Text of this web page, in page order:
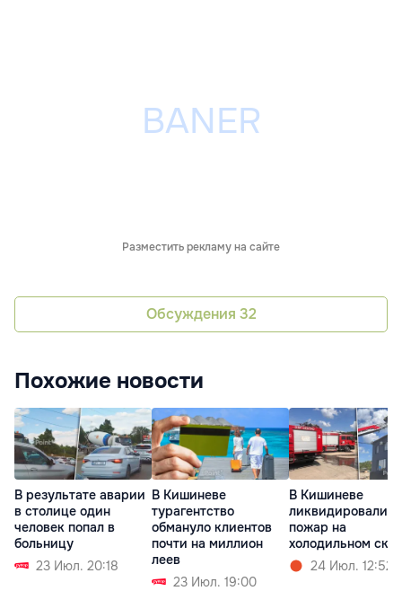
Разместить рекламу на сайте
Обсуждения 32
Похожие новости
В результате аварии
в столице один
человек попал в
больницу
23 Июл. 20:18
В Кишиневе
турагентство
обмануло клиентов
почти на миллион
леев
23 Июл. 19:00
В Кишиневе
ликвидировали
пожар на
холодильном
24 Июл. 12:52